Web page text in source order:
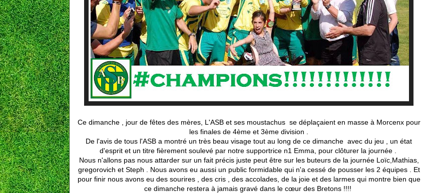
Ce dimanche , jour de fêtes des mères, L'ASB et ses moustachus se déplaçaient en masse à Morcenx pour
les finales de 4ème et 3ème division .
De l'avis de tous l'ASB a montré un très beau visage tout au long de ce dimanche avec du jeu , un état
d'esprit et un titre fièrement soulevé par notre supportrice n1 Emma, pour clôturer la journée .
Nous n'allons pas nous attarder sur un fait précis juste peut être sur les buteurs de la journée Loïc,Mathias,
gregorovich et Steph . Nous avons eu aussi un public formidable qui n'a cessé de pousser les 2 équipes . Et
pour finir nous avons eu des sourires , des cris , des accolades, de la joie et des larmes qui montre bien que
ce dimanche restera à jamais gravé dans le cœur des Bretons !!!!